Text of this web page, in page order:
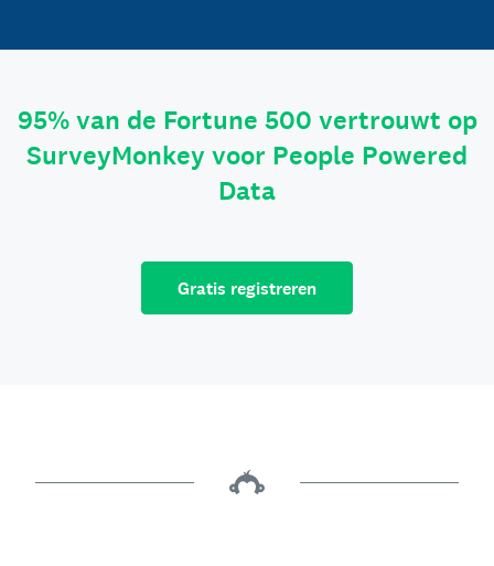
95% van de Fortune 500 vertrouwt op
SurveyMonkey voor People Powered
Data
Gratis registreren